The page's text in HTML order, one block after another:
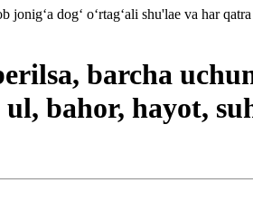
dog‘ o‘rtag‘ali shu'lae va har
barcha
bahor, hayot,